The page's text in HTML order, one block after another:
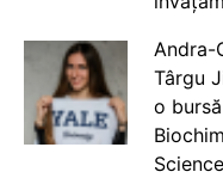
Andra-
Târgu
o